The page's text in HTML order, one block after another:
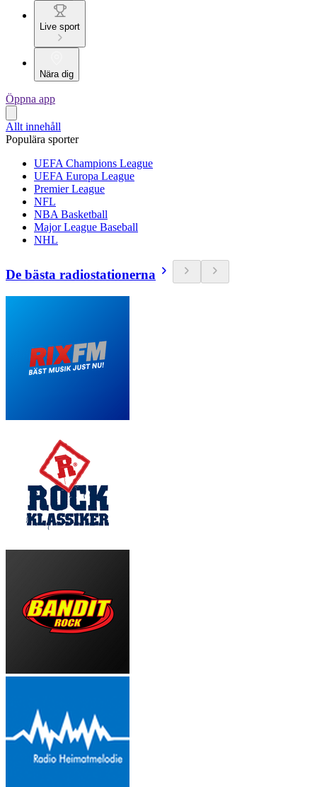
Live sport
Nära dig
Öppna app
Allt innehåll
Populära sporter
UEFA Champions League
UEFA Europa League
Premier League
NFL
NBA Basketball
Major League Baseball
NHL
De bästa radiostationerna